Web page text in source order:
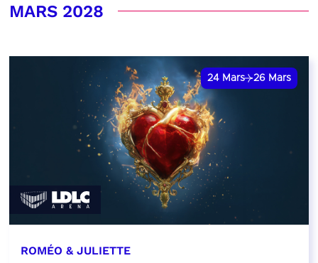
MARS 2028
24 Mars 26 Mars
ROMÉO & JULIETTE